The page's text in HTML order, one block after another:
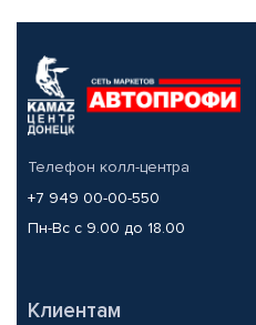
Телефон колл-центра
+7 949 00-00-550
Пн-Вс с 9.00 до 18.00
Клиентам